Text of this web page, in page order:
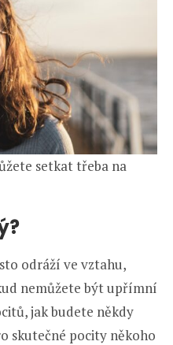
setkat třeba na
odráží ve vztahu,
nemůžete být upřímní
jak budete někdy
skutečné pocity někoho